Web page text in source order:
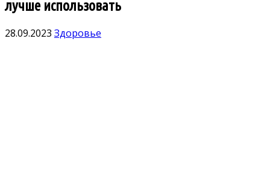
лучше использовать
28.09.2023 Здоровье